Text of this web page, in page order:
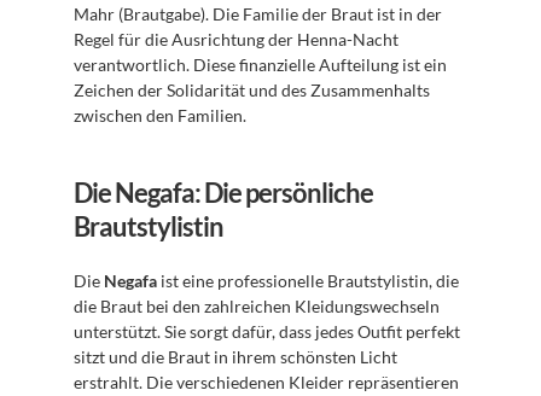
Mahr (Brautgabe). Die Familie der Braut ist in der
Regel für die Ausrichtung der Henna-Nacht
verantwortlich. Diese finanzielle Aufteilung ist ein
Zeichen der Solidarität und des Zusammenhalts
zwischen den Familien.
Die Negafa: Die persönliche
Brautstylistin
Die Negafa ist eine professionelle Brautstylistin, die
die Braut bei den zahlreichen Kleidungswechseln
unterstützt. Sie sorgt dafür, dass jedes Outfit perfekt
sitzt und die Braut in ihrem schönsten Licht
erstrahlt. Die verschiedenen Kleider repräsentieren